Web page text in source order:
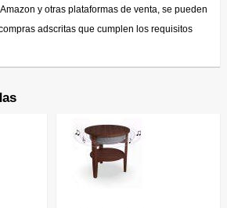
y otras plataformas de venta, se pueden
adscritas que cumplen los requisitos